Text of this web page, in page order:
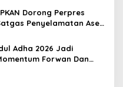
Dorong Perpres
Penyelamatan Aset
Korupsi
Adha 2026 Jadi
Forwan Dan